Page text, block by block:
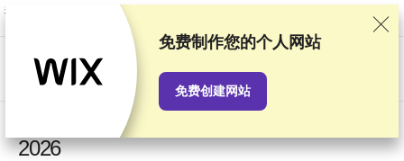
我们基于严格的测试和研究对服务提供商进行排名，同时也会考虑用户反馈
以及我们与提供商之间签订的商业协议。本页面包含联盟链接。
广告披露
5大最佳在线个人简历和履历网站生成器
2026
免费制作您的个人网站
免费创建网站